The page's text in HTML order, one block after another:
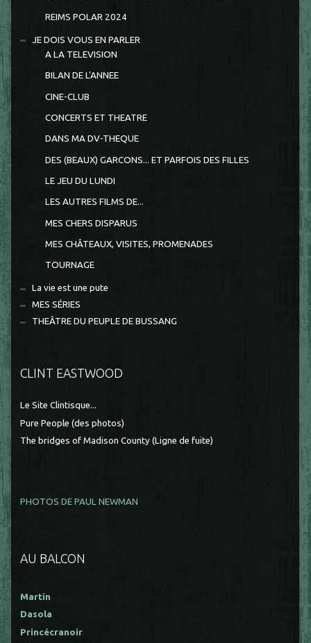
REIMS POLAR 2024
JE DOIS VOUS EN PARLER
A LA TELEVISION
BILAN DE L'ANNEE
CINE-CLUB
CONCERTS ET THEATRE
DANS MA DV-THEQUE
DES (BEAUX) GARCONS... ET PARFOIS DES FILLES
LE JEU DU LUNDI
LES AUTRES FILMS DE...
MES CHERS DISPARUS
MES CHÂTEAUX, VISITES, PROMENADES
TOURNAGE
La vie est une pute
MES SÉRIES
THEÂTRE DU PEUPLE DE BUSSANG
CLINT EASTWOOD
Le Site Clintisque...
Pure People (des photos)
The bridges of Madison County (Ligne de fuite)
PHOTOS DE PAUL NEWMAN
AU BALCON
Martin
Dasola
Princécranoir